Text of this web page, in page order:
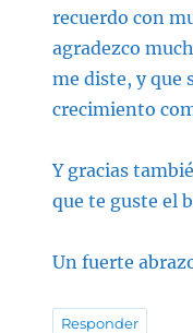
recuerdo con
agradezco
me diste, y que
crecimiento
Y gracias
que te guste el
Un fuerte
Responder